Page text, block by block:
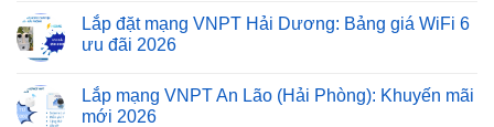
Lắp đặt mạng VNPT Hải Dương: Bảng giá WiFi 6
ưu đãi 2026
Lắp mạng VNPT An Lão (Hải Phòng): Khuyến mãi
mới 2026